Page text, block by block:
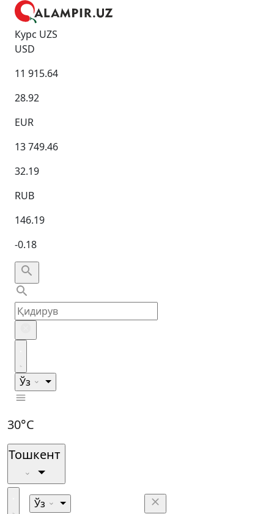
Курс UZS
USD
11 915.64
28.92
EUR
13 749.46
32.19
RUB
146.19
-0.18
Ўз
30°C
Тошкент
Ўз